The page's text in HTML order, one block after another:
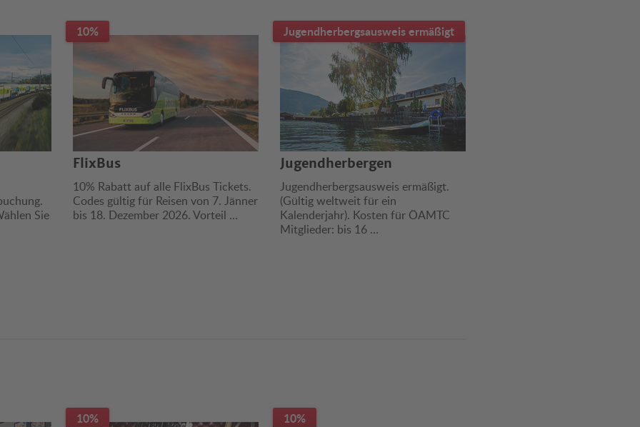
Sie
10%
FlixBus
10% Rabatt auf alle FlixBus Tickets.
Codes gültig für Reisen von 7. Jänner
bis 18. Dezember 2026. Vorteil …
Jugendherbergsausweis ermäßigt
Jugendherbergen
Jugendherbergsausweis ermäßigt.
(Gültig weltweit für ein
Kalenderjahr). Kosten für ÖAMTC
Mitglieder: bis 16 …
10% 10%